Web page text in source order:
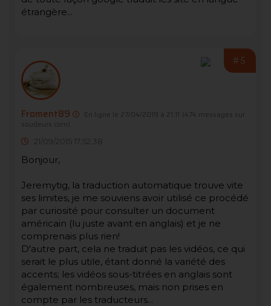
étrangère...
#5
Froment89 En ligne le 27/04/2019 à 21:11
(474 messages sur
soudeurs.com)
21/09/2015 17:52:38
Bonjour,
Jeremytig, la traduction automatique trouve vite
ses limites, je me souviens avoir utilisé ce procédé
par curiosité pour consulter un document
américain (lu juste avant en anglais) et je ne
comprenais plus rien!
D'autre part, cela ne traduit pas les vidéos, ce qui
serait le plus utile, étant donné la variété des
accents; les vidéos sous-titrées en anglais sont
également nombreuses, mais non prises en
compte par les traducteurs...